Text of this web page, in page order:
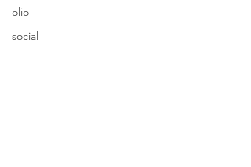
olio
social